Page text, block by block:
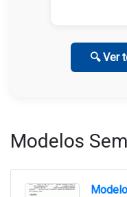
🔍 Ver
Modelos